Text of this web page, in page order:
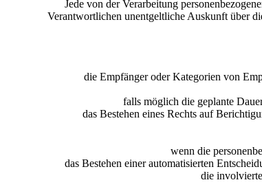
Jede von der Verarbeitung
Verantwortlichen unentgeltliche Auskunft über
die Empfänger oder Kategorien von
falls möglich die geplante
das Bestehen eines Rechts auf
wenn die
das Bestehen einer automatisierten
die